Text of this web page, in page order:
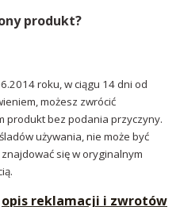
produkt?
roku, w ciągu 14 dni od
możesz zwrócić
produkt bez podania przyczyny.
używania, nie może być
się w oryginalnym
opis reklamacji i zwrotów